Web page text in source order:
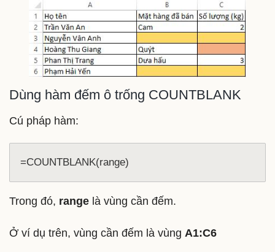
Dùng hàm đếm ô trống COUNTBLANK
Cú pháp hàm:
=COUNTBLANK(range)
Trong đó, range là vùng cần đếm.
Ở ví dụ trên, vùng cần đếm là vùng A1:C6